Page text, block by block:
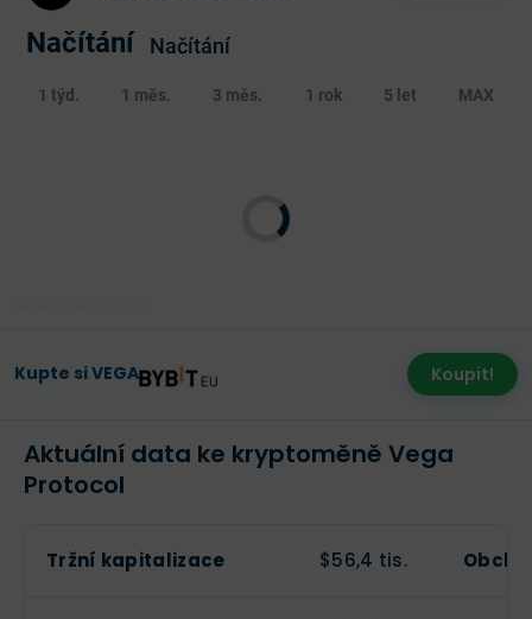
Načítání Načítání
1 týd. 1 měs. 3 měs. 1 rok 5 let MAX
Kupte si VEGA Koupit!
Aktuální data ke kryptoměně Vega
Protocol
Tržní kapitalizace $56,4 tis.